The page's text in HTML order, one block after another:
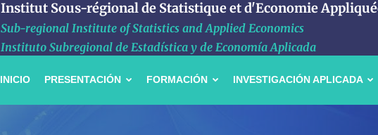
Institut Sous-régional de Statistique et d'Economie
Sub-regional Institute of Statistics and Applied Economics
Instituto Subregional de Estadística y de Economía Aplicada
INICIO PRESENTACIÓN FORMACIÓN INVESTIGACIÓN APLICADA